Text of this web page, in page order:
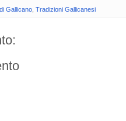
Gallicano Tradizioni Gallicanesi